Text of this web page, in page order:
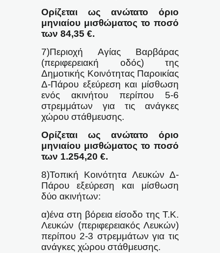
Ορίζεται ως ανώτατο όριο
μηνιαίου μισθώματος το ποσό
των 84,35 €.
7)Περιοχή Αγίας Βαρβάρας
(περιφερειακή οδός) της
Δημοτικής Κοινότητας Παροικίας
Δ-Πάρου εξεύρεση και μίσθωση
ενός ακινήτου περίπου 5-6
στρεμμάτων για τις ανάγκες
χώρου στάθμευσης.
Ορίζεται ως ανώτατο όριο
μηνιαίου μισθώματος το ποσό
των 1.254,20 €.
8)Τοπική Κοινότητα Λευκών Δ-
Πάρου εξεύρεση και μίσθωση
δύο ακινήτων:
α)ένα στη βόρεια είσοδο της Τ.Κ.
Λευκών (περιφερειακός Λευκών)
περίπου 2-3 στρεμμάτων για τις
ανάγκες χώρου στάθμευσης.